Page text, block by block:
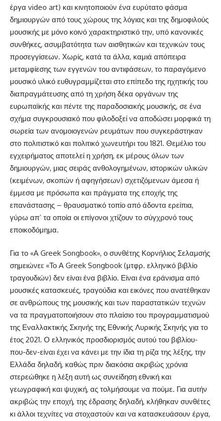
έργα video art) και κινητοποιούν ένα ευρύτατο φάσμα
δημιουργών από τους χώρους της λόγιας και της δημοφιλούς
μουσικής με μόνο κοινό χαρακτηριστικό την, υπό κανονικές
συνθήκες, ασυμβατότητα των αισθητικών και τεχνικών τους
προσεγγίσεων. Χωρίς, κατά τα άλλα, καμιά απόπειρα
μεταμφίεσης των εγγενών του αντιφάσεων, το παραγόμενο
μουσικό υλικό ευθυγραμμίζεται στο επίπεδο της ηχητικής του
διαπραγμάτευσης από τη χρήση δέκα οργάνων της
ευρωπαϊκής και πέντε της παραδοσιακής μουσικής, σε ένα
σχήμα συγκρουσιακό που φιλοδοξεί να αποδώσει μορφικά τη
σωρεία των ανομοιογενών ρευμάτων που συγκεράστηκαν
στο πολιτιστικό και πολιτικό χωνευτήρι του 1821. Θεμέλιο του
εγχειρήματος αποτελεί η χρήση, εκ μέρους όλων των
δημιουργών, μιας σειράς ανθολογημένων, ιστορικών υλικών
(κειμένων, σκοπών ή αφηγήσεων) σχετιζόμενων άμεσα ή
έμμεσα με πρόσωπα και πράγματα της εποχής της
επανάστασης – θραυσματικό τοπίο από άδοντα ερείπια,
γύρω απ’ τα οποία οι επίγονοι χτίζουν το σύγχρονό τους
εποικοδόμημα.
Για το «Α Greek Songbook», ο συνθέτης Κορνήλιος Σελαμσής
σημειώνει: «Το Α Greek Songbook (μτφρ. ελληνικό βιβλίο
τραγουδιών) δεν είναι ένα βιβλίο. Είναι ένα εράνισμα από
μουσικές κατασκευές, τραγούδια και εικόνες που ανατέθηκαν
σε ανθρώπους της μουσικής και των παραστατικών τεχνών
να τα πραγματοποιήσουν στο πλαίσιο του προγραμματισμού
της Εναλλακτικής Σκηνής της Εθνικής Λυρικής Σκηνής για το
έτος 2021. Ο ελληνικός προσδιορισμός αυτού του βιβλίου-
που-δεν-είναι έχει να κάνει με την ίδια τη ρίζα της λέξης, την
Ελλάδα δηλαδή, καθώς πριν διακόσια ακριβώς χρόνια
στερεώθηκε η λέξη αυτή ως συνείδηση εθνική και
γεωγραφική και ψυχική, ας τολμήσουμε να πούμε. Για αυτήν
ακριβώς την εποχή, της έδρασης δηλαδή, κλήθηκαν συνθέτες
κι άλλοι τεχνίτες να στοχαστούν και να κατασκευάσουν έργα,